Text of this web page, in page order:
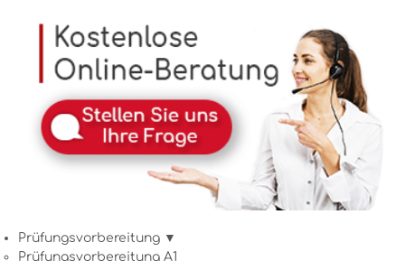
Prüfungsvorbereitung ▼
Prüfungsvorbereitung A1